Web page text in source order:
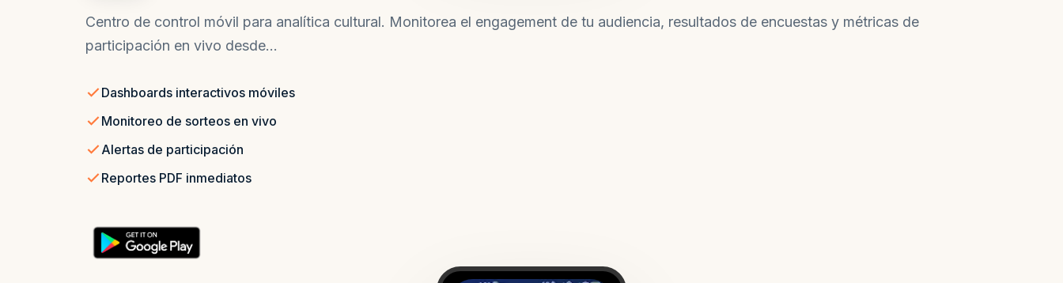
Centro de control móvil para analítica cultural. Monitorea el engagement de tu audiencia, resultados de encuestas y métricas de
participación en vivo desde...
Dashboards interactivos móviles
Monitoreo de sorteos en vivo
Alertas de participación
Reportes PDF inmediatos